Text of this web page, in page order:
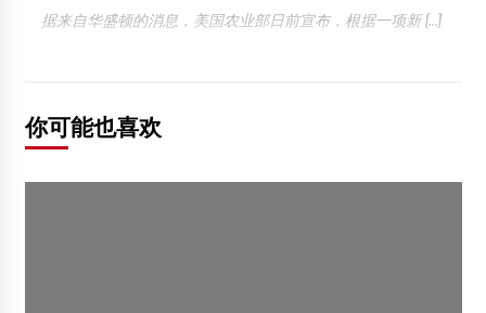
据来自华盛顿的消息，美国农业部日前宣布，根据一项新 […]
你可能也喜欢